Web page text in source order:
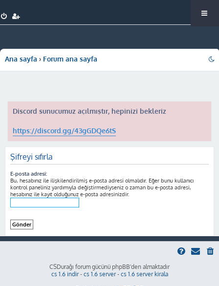
Ana sayfa Forum ana sayfa
Discord sunucumuz açılmıştır, hepinizi bekleriz
https://discord.gg/43gGDQe6tS
Şifreyi sıfırla
E-posta adresi:
Bu, hesabınız ile ilişkilendirilmiş e-posta adresi olmalıdır. Eğer bunu kullanıcı
kontrol paneliniz yardımıyla değiştirmediyseniz o zaman bu e-posta adresi,
hesabınız ile kayıt olduğunuz e-posta adresinizdir.
CSDurağı forum gücünü phpBB'den almaktadır
cs 1.6 indir- cs 1.6 server- cs 1.6 server kirala